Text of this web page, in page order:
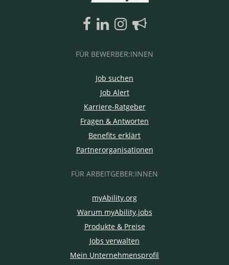
FÜR BEWERBER:INNEN
Job suchen
Job Alert
Karriere-Ratgeber
Fragen & Antworten
Benefits erklärt
Partnerorganisationen
FÜR ARBEITGEBER:INNEN
myAbility.org
Warum myAbility.jobs
Produkte & Preise
Jobs verwalten
Mein Unternehmensprofil